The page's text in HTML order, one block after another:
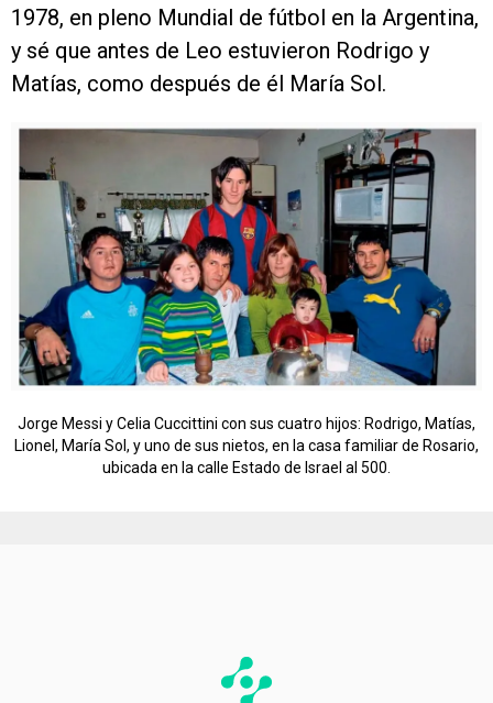
1978, en pleno Mundial de fútbol en la Argentina,
y sé que antes de Leo estuvieron Rodrigo y
Matías, como después de él María Sol.
Jorge Messi y Celia Cuccittini con sus cuatro hijos: Rodrigo, Matías,
Lionel, María Sol, y uno de sus nietos, en la casa familiar de Rosario,
ubicada en la calle Estado de Israel al 500.